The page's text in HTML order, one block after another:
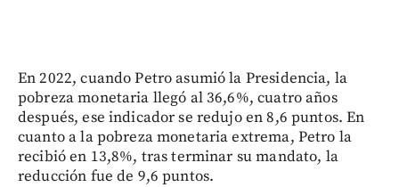
En 2022, cuando Petro asumió la Presidencia, la
pobreza monetaria llegó al 36,6%, cuatro años
después, ese indicador se redujo en 8,6 puntos. En
cuanto a la pobreza monetaria extrema, Petro la
recibió en 13,8%, tras terminar su mandato, la
reducción fue de 9,6 puntos.